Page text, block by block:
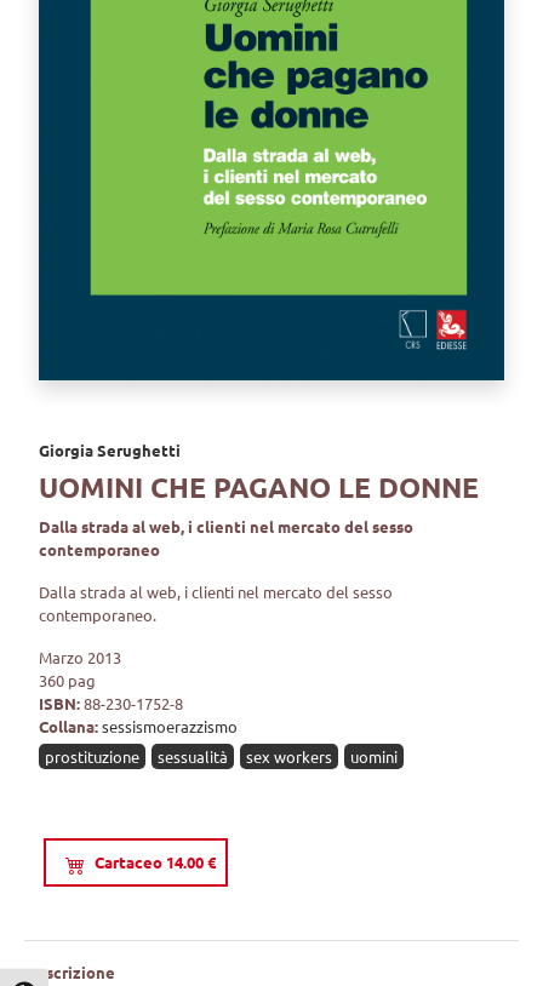
Giorgia Serughetti
UOMINI CHE PAGANO LE DONNE
Dalla strada al web, i clienti nel mercato del sesso
contemporaneo
Dalla strada al web, i clienti nel mercato del sesso
contemporaneo.
Marzo 2013
360 pag
ISBN:88-230-1752-8
Collana:sessismoerazzismo
prostituzione
sessualità sex workers uomini
Cartaceo 14.00 €
Descrizione